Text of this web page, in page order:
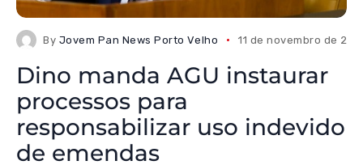
By Jovem Pan News Porto Velho 11 de novembro de
Dino manda AGU instaurar
processos para
responsabilizar uso indevido
de emendas